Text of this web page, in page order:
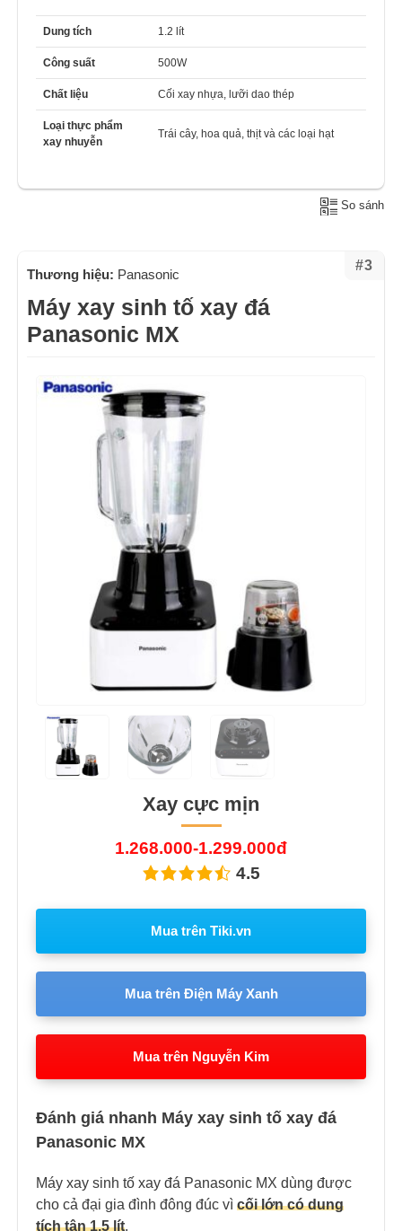
Dung tích 1.2 lít
Công suất 500W
Chất liệu Cối xay nhựa, lưỡi dao thép
Loại thực phẩm
xay nhuyễn
Trái cây, hoa quả, thịt và các loại hạt
So sánh
#3
Thương hiệu: Panasonic
Máy xay sinh tố xay đá
Panasonic MX
Xay cực mịn
1.268.000-1.299.000đ
4.5
Mua trên Tiki.vn
Mua trên Điện Máy Xanh
Mua trên Nguyễn Kim
Đánh giá nhanh Máy xay sinh tố xay đá
Panasonic MX
Máy xay sinh tố xay đá Panasonic MX dùng được
cho cả đại gia đình đông đúc vì cối lớn có dung
tích tận 1.5 lít.